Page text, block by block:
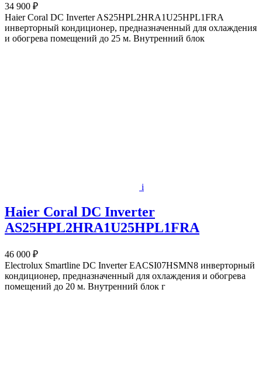
34 900 ₽
Haier Coral DC Inverter AS25HPL2HRA1U25HPL1FRA
инверторный кондиционер, предназначенный для охлаждения
и обогрева помещений до 25 м. Внутренний блок
i
Haier Coral DC Inverter
AS25HPL2HRA1U25HPL1FRA
46 000 ₽
Electrolux Smartline DC Inverter EACSI07HSMN8 инверторный
кондиционер, предназначенный для охлаждения и обогрева
помещений до 20 м. Внутренний блок г